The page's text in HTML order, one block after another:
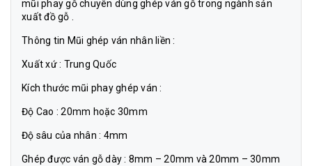
mũi phay gỗ chuyên dùng ghép ván gỗ trong ngành sản
xuất đồ gỗ .
Thông tin Mũi ghép ván nhân liền :
Xuất xứ : Trung Quốc
Kích thước mũi phay ghép ván :
Độ Cao : 20mm hoặc 30mm
Độ sâu của nhân : 4mm
Ghép được ván gỗ dày : 8mm – 20mm và 20mm – 30mm